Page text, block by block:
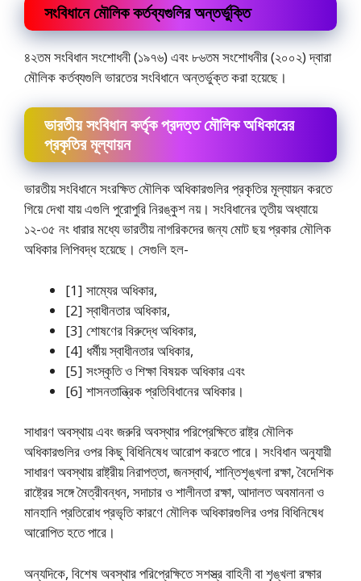
সংবিধানে মৌলিক কর্তব্যগুলির অন্তর্ভুক্তি
৪২তম সংবিধান সংশােধনী (১৯৭৬) এবং ৮৬তম সংশােধনীর (২০০২) দ্বারা
মৌলিক কর্তব্যগুলি ভারতের সংবিধানে অন্তর্ভুক্ত করা হয়েছে।
ভারতীয় সংবিধান কর্তৃক প্রদত্ত মৌলিক অধিকারের
প্রকৃতির মূল্যায়ন
ভারতীয় সংবিধানে সংরক্ষিত মৌলিক অধিকারগুলির প্রকৃতির মূল্যায়ন করতে
গিয়ে দেখা যায় এগুলি পুরােপুরি নিরঙ্কুশ নয়। সংবিধানের তৃতীয় অধ্যায়ে
১২-৩৫ নং ধারার মধ্যে ভারতীয় নাগরিকদের জন্য মােট ছয় প্রকার মৌলিক
অধিকার লিপিবদ্ধ হয়েছে। সেগুলি হল-
[1] সাম্যের অধিকার,
[2] স্বাধীনতার অধিকার,
[3] শােষণের বিরুদ্ধে অধিকার,
[4] ধর্মীয় স্বাধীনতার অধিকার,
[5] সংস্কৃতি ও শিক্ষা বিষয়ক অধিকার এবং
[6] শাসনতান্ত্রিক প্রতিবিধানের অধিকার।
সাধারণ অবস্থায় এবং জরুরি অবস্থার পরিপ্রেক্ষিতে রাষ্ট্র মৌলিক
অধিকারগুলির ওপর কিছু বিধিনিষেধ আরােপ করতে পারে। সংবিধান অনুযায়ী
সাধারণ অবস্থায় রাষ্ট্রীয় নিরাপত্তা, জনস্বার্থ, শান্তিশৃঙ্খলা রক্ষা, বৈদেশিক
রাষ্ট্রের সঙ্গে মৈত্রীবন্ধন, সদাচার ও শালীনতা রক্ষা, আদালত অবমাননা ও
মানহানি প্রতিরােধ প্রভৃতি কারণে মৌলিক অধিকারগুলির ওপর বিধিনিষেধ
আরােপিত হতে পারে।
অন্যদিকে, বিশেষ অবস্থার পরিপ্রেক্ষিতে সশস্ত্র বাহিনী বা শৃঙ্খলা রক্ষার